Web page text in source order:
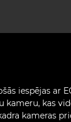
iespējas ar
kameru, kas
kameras